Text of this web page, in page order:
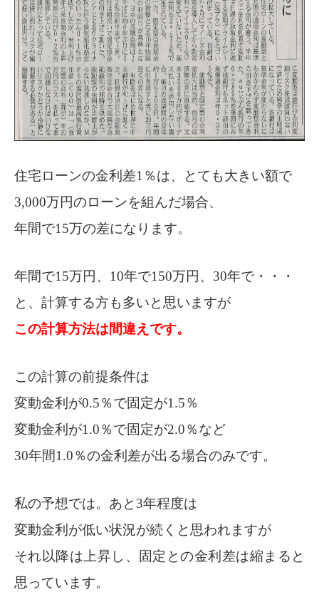
住宅ローンの金利差1％は、とても大きい額で
3,000万円のローンを組んだ場合、
年間で15万の差になります。
年間で15万円、10年で150万円、30年で・・・
と、計算する方も多いと思いますが
この計算方法は間違えです。
この計算の前提条件は
変動金利が0.5％で固定が1.5％
変動金利が1.0％で固定が2.0％など
30年間1.0％の金利差が出る場合のみです。
私の予想では。あと3年程度は
変動金利が低い状況が続くと思われますが
それ以降は上昇し、固定との金利差は縮まると
思っています。